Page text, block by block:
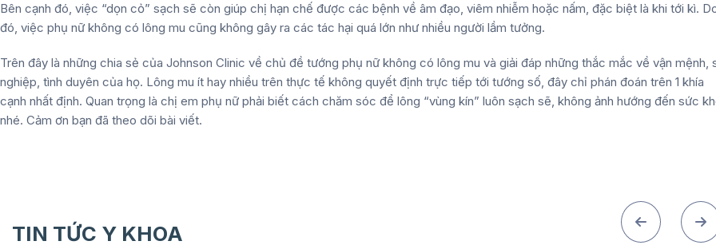
Bên cạnh đó, việc “dọn cỏ” sạch sẽ còn giúp chị hạn chế được các bệnh về âm đạo, viêm nhiễm hoặc nấm, đặc biệt là khi tới kì.
đó, việc phụ nữ không có lông mu cũng không gây ra các tác hại quá lớn như nhiều người lầm tưởng.
Trên đây là những chia sẻ của Johnson Clinic về chủ đề tướng phụ nữ không có lông mu và giải đáp những thắc mắc về vận mệnh,
nghiệp, tình duyên của họ. Lông mu ít hay nhiều trên thực tế không quyết định trực tiếp tới tướng số, đây chỉ phán đoán trên 1 khía
cạnh nhất định. Quan trọng là chị em phụ nữ phải biết cách chăm sóc để lông “vùng kín” luôn sạch sẽ, không ảnh hướng đến sức
nhé. Cảm ơn bạn đã theo dõi bài viết.
TIN TỨC Y KHOA